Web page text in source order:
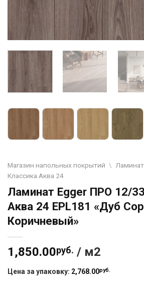
Магазин напольных покрытий \ Ламинат
Классика Аква 24
Ламинат Egger ПРО 12/
Аква 24 EPL181 «Дуб
Коричневый»
1,850.00руб. / м2
Цена за упаковку: 2,768.00руб.